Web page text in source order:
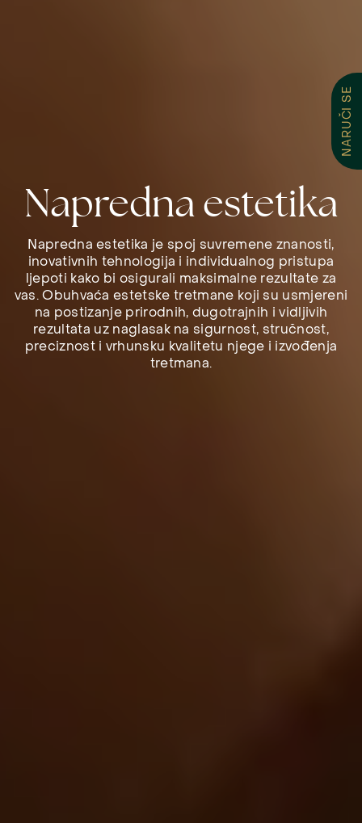
Napredna estetika
Napredna estetika je spoj suvremene znanosti,
inovativnih tehnologija i individualnog pristupa
ljepoti kako bi osigurali maksimalne rezultate za
vas. Obuhvaća estetske tretmane koji su usmjereni
na postizanje prirodnih, dugotrajnih i vidljivih
rezultata uz naglasak na sigurnost, stručnost,
preciznost i vrhunsku kvalitetu njege i izvođenja
tretmana.
NARUČI SE